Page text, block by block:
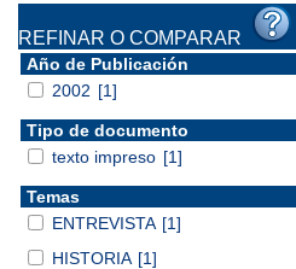
REFINAR O COMPARAR
Año de Publicación
2002 [1]
Tipo de documento
texto impreso [1]
Temas
ENTREVISTA [1]
HISTORIA [1]